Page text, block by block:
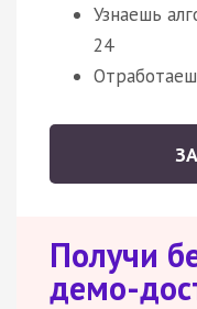
Узнаешь
24
Получи
демо-